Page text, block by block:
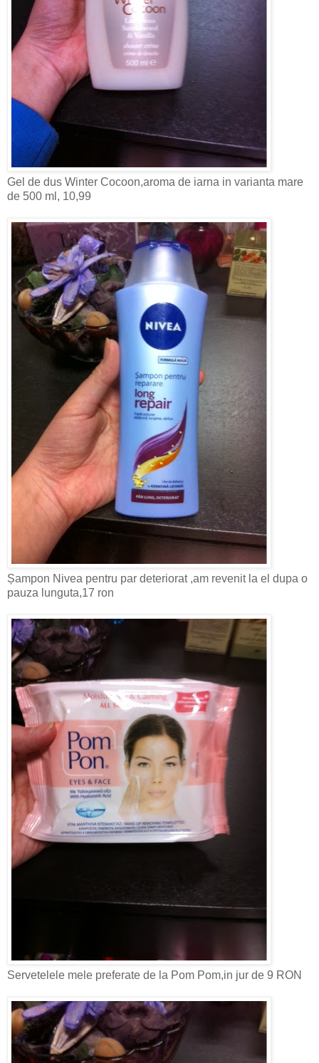
Gel de dus Winter Cocoon,aroma de iarna in varianta mare
de 500 ml, 10,99
Șampon Nivea pentru par deteriorat ,am revenit la el dupa o
pauza lunguta,17 ron
Servetelele mele preferate de la Pom Pom,in jur de 9 RON